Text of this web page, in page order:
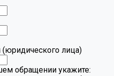
лица)
обращении укажите: